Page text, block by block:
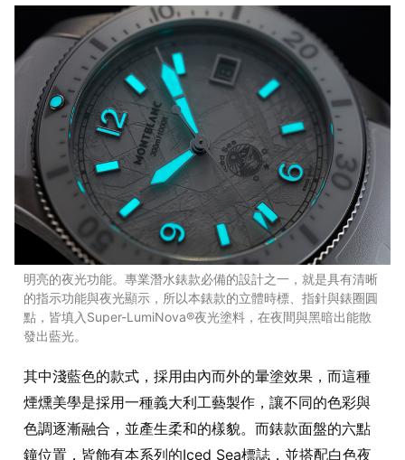
明亮的夜光功能。專業潛水錶款必備的設計之一，就是具有清晰
的指示功能與夜光顯示，所以本錶款的立體時標、指針與錶圈圓
點，皆填入Super-LumiNova®夜光塗料，在夜間與黑暗出能散
發出藍光。
其中淺藍色的款式，採用由內而外的暈塗效果，而這種
煙燻美學是採用一種義大利工藝製作，讓不同的色彩與
色調逐漸融合，並產生柔和的樣貌。而錶款面盤的六點
鐘位置，皆飾有本系列的Iced Sea標誌，並搭配白色夜